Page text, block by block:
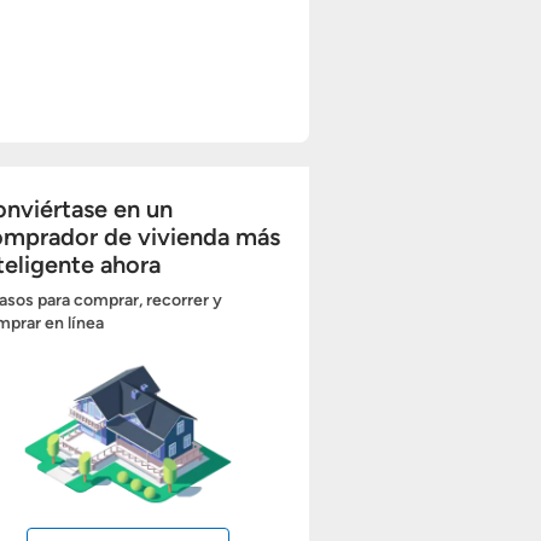
en un
de vivienda más
ahora
para comprar, recorrer y
en línea